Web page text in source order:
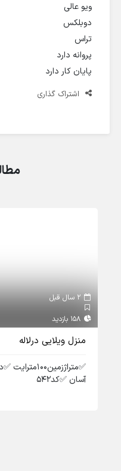
ویو عالی
دوبلکس
تراس
پروانه دارد
پایان کار دارد
اشتراک گذاری
منزل ویلایی درلاله
آسان ✅️کد۵۴۲